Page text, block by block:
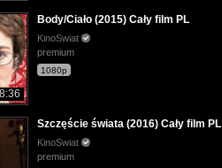
Body/Ciało (2015) Cały film PL
KinoSwiat
premium
1080p
Szczęście świata (2016) Cały film PL
KinoSwiat
premium